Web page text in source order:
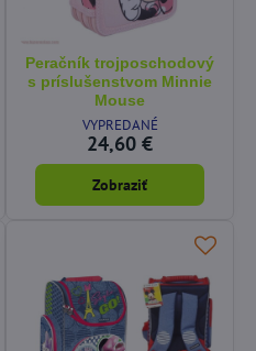
Peračník trojposchodový
s príslušenstvom Minnie
Mouse
VYPREDANÉ
24,60 €
Zobraziť